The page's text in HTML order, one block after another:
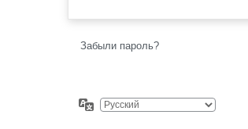
Забыли пароль?